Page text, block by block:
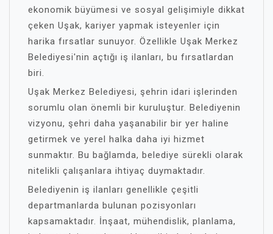
ekonomik büyümesi ve sosyal gelişimiyle dikkat
çeken Uşak, kariyer yapmak isteyenler için
harika fırsatlar sunuyor. Özellikle Uşak Merkez
Belediyesi'nin açtığı iş ilanları, bu fırsatlardan
biri.
Uşak Merkez Belediyesi, şehrin idari işlerinden
sorumlu olan önemli bir kuruluştur. Belediyenin
vizyonu, şehri daha yaşanabilir bir yer haline
getirmek ve yerel halka daha iyi hizmet
sunmaktır. Bu bağlamda, belediye sürekli olarak
nitelikli çalışanlara ihtiyaç duymaktadır.
Belediyenin iş ilanları genellikle çeşitli
departmanlarda bulunan pozisyonları
kapsamaktadır. İnşaat, mühendislik, planlama,